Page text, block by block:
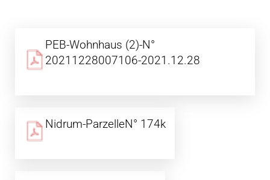
PEB-Wohnhaus (2)-N°
20211228007106-2021.12.28
Nidrum-ParzelleN° 174k